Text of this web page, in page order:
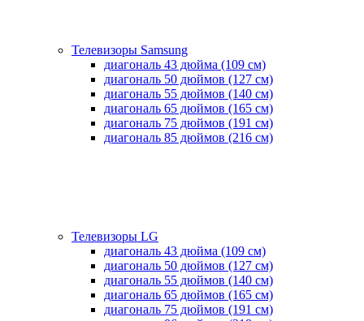
Телевизоры Samsung
диагональ 43 дюйма (109 см)
диагональ 50 дюймов (127 см)
диагональ 55 дюймов (140 cм)
диагональ 65 дюймов (165 cм)
диагональ 75 дюймов (191 см)
диагональ 85 дюймов (216 см)
Телевизоры LG
диагональ 43 дюйма (109 см)
диагональ 50 дюймов (127 см)
диагональ 55 дюймов (140 cм)
диагональ 65 дюймов (165 cм)
диагональ 75 дюймов (191 см)